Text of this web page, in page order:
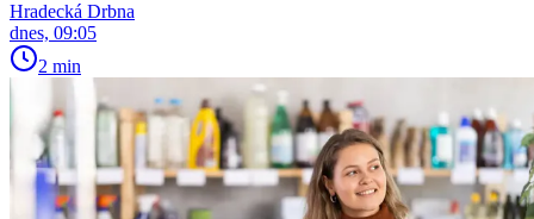
Hradecká Drbna
dnes, 09:05
2 min